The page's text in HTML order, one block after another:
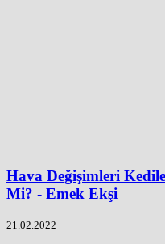
Hava Değişimleri
Mi? - Emek Ekşi
21.02.2022